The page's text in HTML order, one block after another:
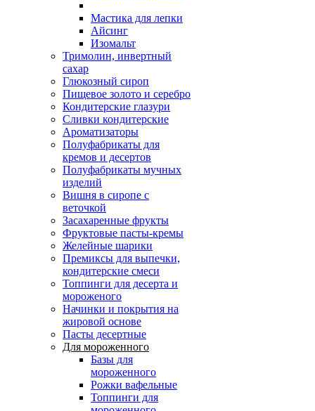
Мастика для лепки
Айсинг
Изомальт
Тримолин, инвертный
сахар
Глюкозный сироп
Пищевое золото и серебро
Кондитерские глазури
Сливки кондитерские
Ароматизаторы
Полуфабрикаты для
кремов и десертов
Полуфабрикаты мучных
изделий
Вишня в сиропе с
веточкой
Засахаренные фрукты
Фруктовые пасты-кремы
Желейные шарики
Премиксы для выпечки,
кондитерские смеси
Топпинги для десерта и
мороженого
Начинки и покрытия на
жировой основе
Пасты десертные
Для мороженного
Базы для
мороженного
Рожки вафельные
Топпинги для